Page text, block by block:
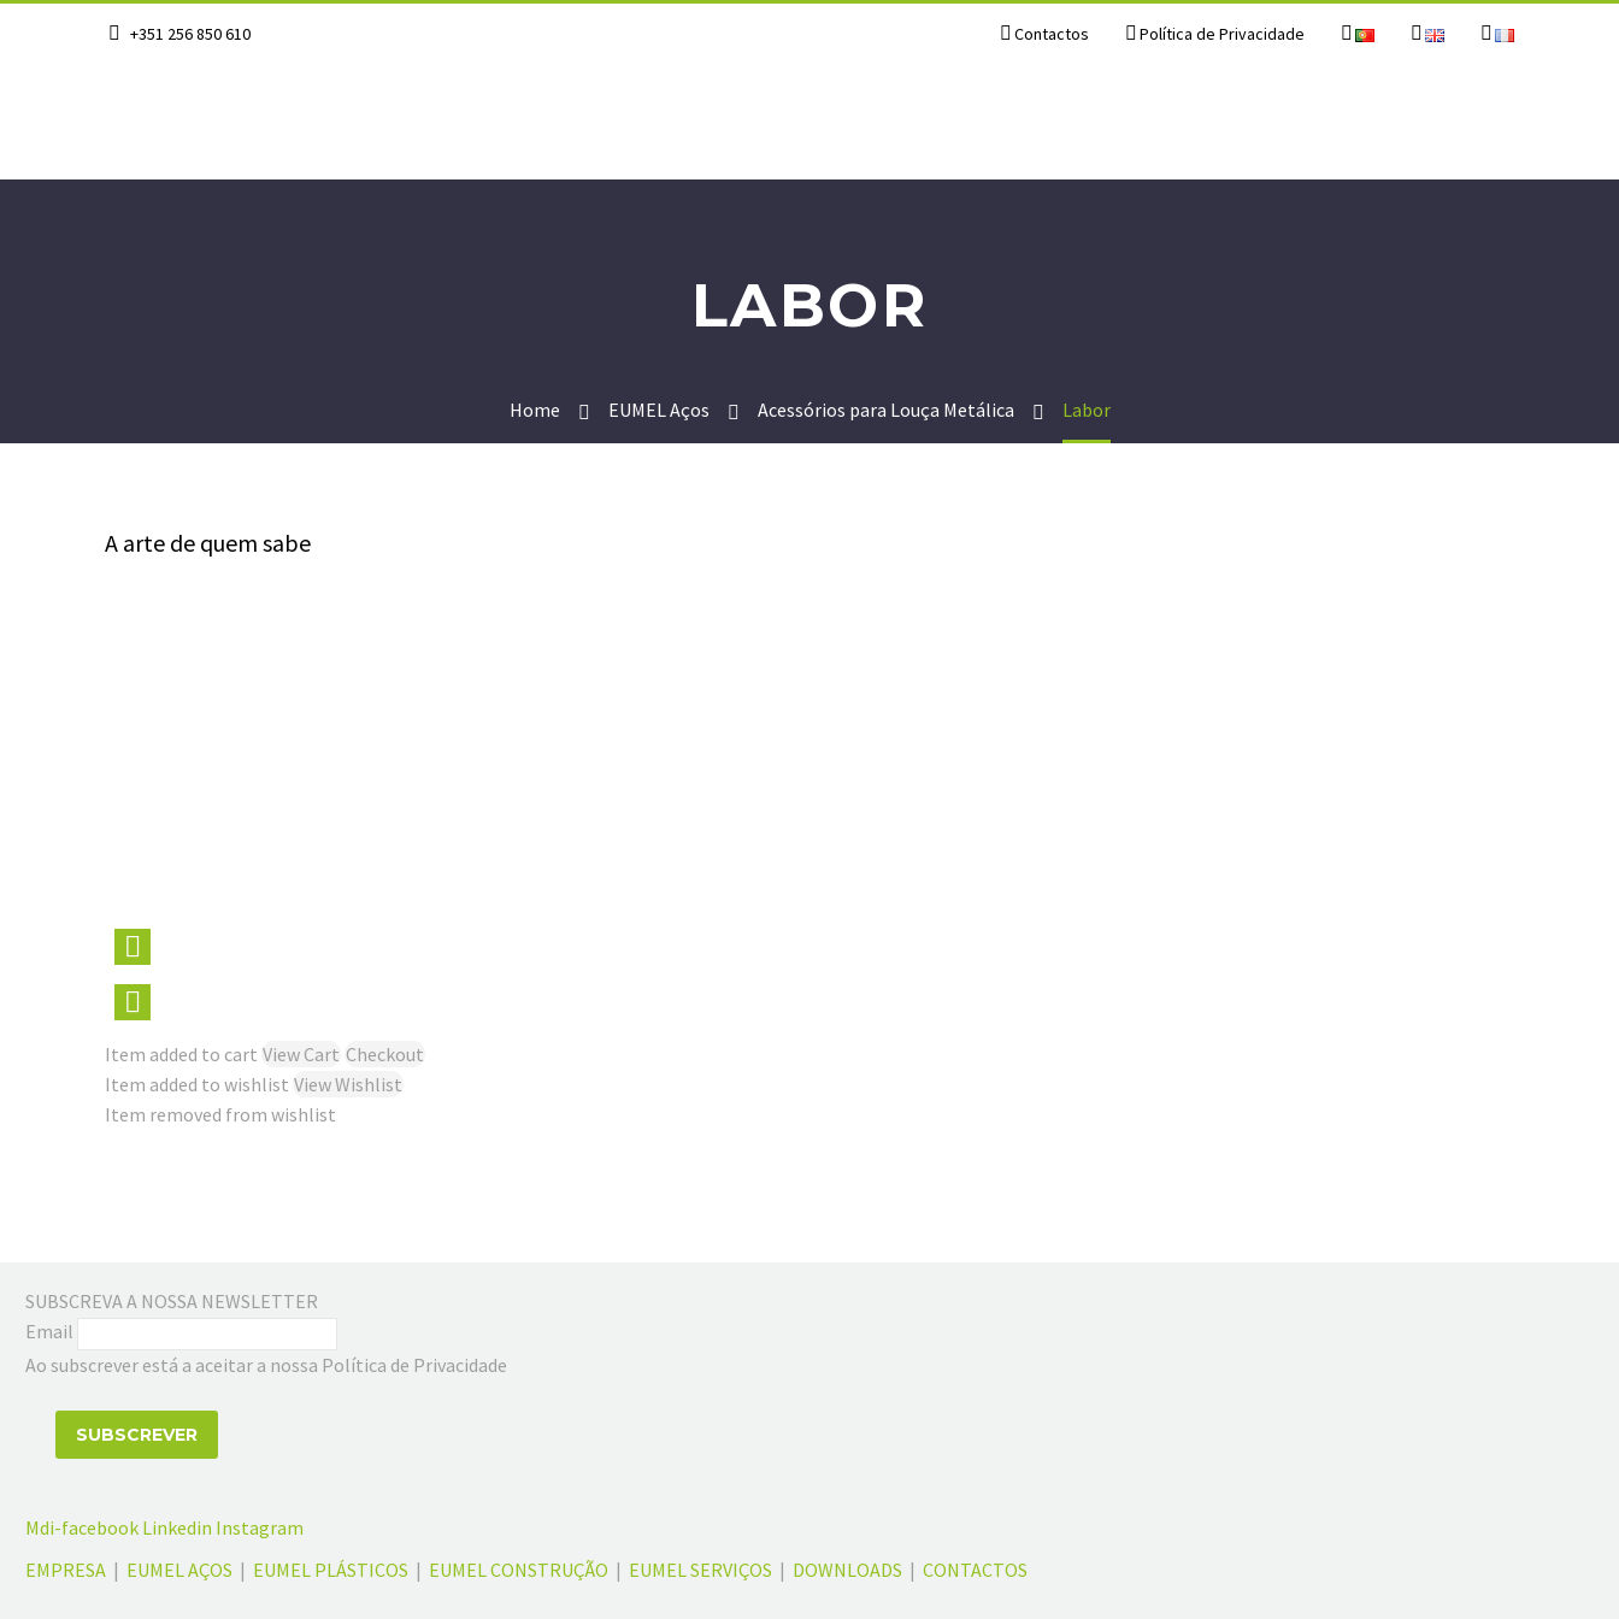
+351 256 850 610 Contactos Política de Privacidade
LABOR
Home EUMEL Aços Acessórios para Louça Metálica Labor
A arte de quem sabe
Item added to cart View Cart Checkout
Item added to wishlist View Wishlist
Item removed from wishlist
SUBSCREVA A NOSSA NEWSLETTER
Email
Ao subscrever está a aceitar a nossa Política de Privacidade
Mdi-facebook Linkedin Instagram
EMPRESA | EUMEL AÇOS | EUMEL PLÁSTICOS | EUMEL CONSTRUÇÃO | EUMEL SERVIÇOS | DOWNLOADS | CONTACTOS